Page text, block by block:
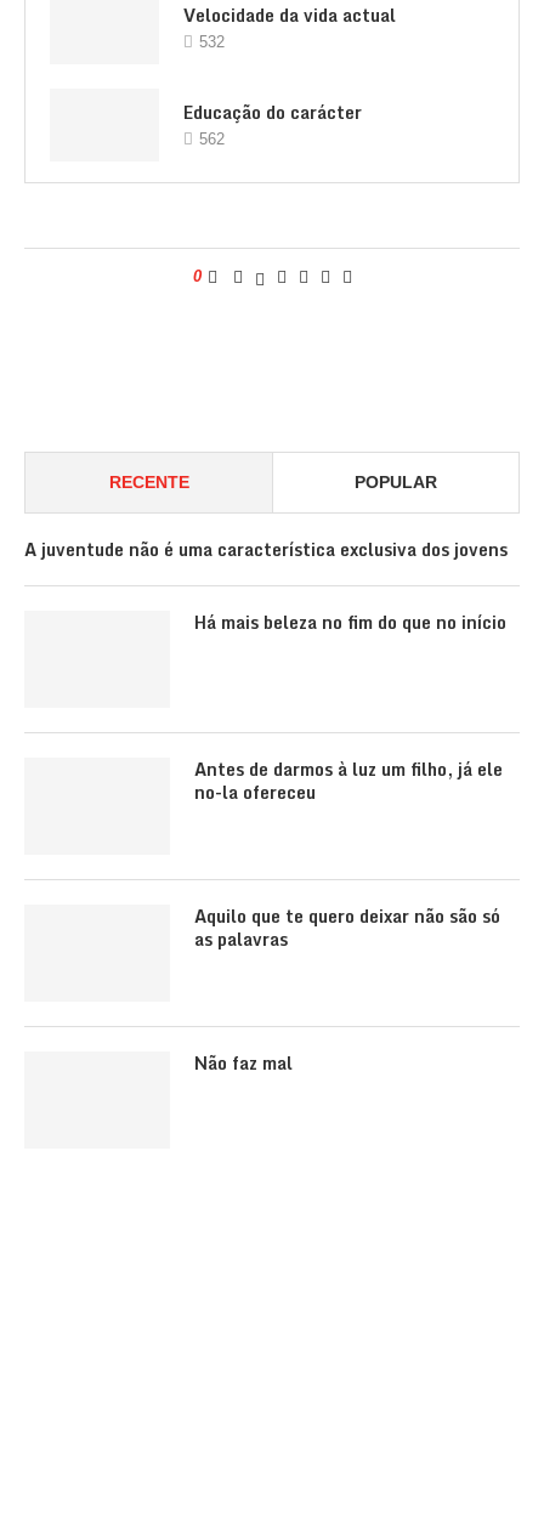
Velocidade da vida actual
532
Educação do carácter
562
0
RECENTE POPULAR
A juventude não é uma característica exclusiva dos jovens
Há mais beleza no fim do que no início
Antes de darmos à luz um filho, já ele
no-la ofereceu
Aquilo que te quero deixar não são só
as palavras
Não faz mal